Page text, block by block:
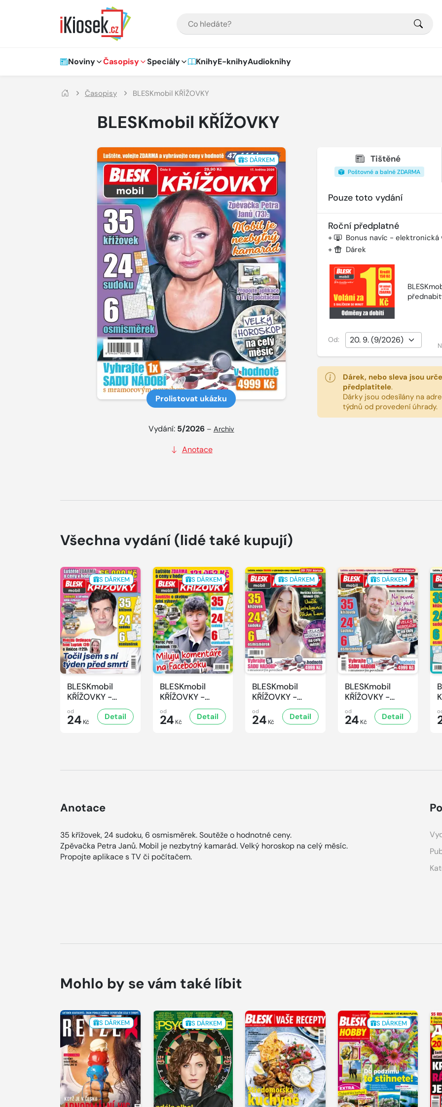
Hlavní navigace
Noviny Časopisy Speciály KnihyE-knihyAudioknihy
Časopisy BLESKmobil KŘÍŽOVKY
BLESKmobil KŘÍŽOVKY
S DÁRKEM
Prolistovat ukázku
Vydání: 5/2026 – Archiv
Anotace
Tištěné
Poštovné a balné ZDARMA
Pouze toto vydání
Roční předplatné
+ Bonus navíc - elektronická
+ Dárek
Od:
Dárek, nebo sleva jsou
předplatitele.
Dárky jsou odesílány na
týdnů od provedení úhrady.
Všechna vydání (lidé také kupují)
S DÁRKEM
BLESKmobil
KŘÍŽOVKY -
7/2026
od
24 Kč
Detail
S DÁRKEM
BLESKmobil
KŘÍŽOVKY -
6/2026
od
24 Kč
Detail
S DÁRKEM
BLESKmobil
KŘÍŽOVKY -
4/2026
od
24 Kč
Detail
S DÁRKEM
BLESKmobil
KŘÍŽOVKY -
3/2026
od
24 Kč
Detail
Anotace
35 křížovek, 24 sudoku, 6 osmisměrek. Soutěže o hodnotné ceny.
Zpěvačka Petra Janů. Mobil je nezbytný kamarád. Velký horoskop na celý měsíc.
Propojte aplikace s TV či počítačem.
Mohlo by se vám také líbit
S DÁRKEM S DÁRKEM S DÁRKEM